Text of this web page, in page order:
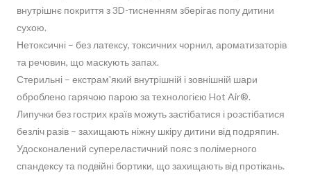
внутрішнє покриття з 3D-тисненням зберігає попу дитини
сухою.
Нетоксичні – без латексу, токсичних чорнил, ароматизаторів
та речовин, що маскують запах.
Стерильні – екстрам'який внутрішній і зовнішній шари
оброблено гарячою парою за технологією Hot Air®.
Липучки без гострих країв можуть застібатися і розстібатися
безліч разів – захищають ніжну шкіру дитини від подряпин.
Удосконалений супереластичний пояс з полімерного
спандексу та подвійні бортики, що захищають від протікань.